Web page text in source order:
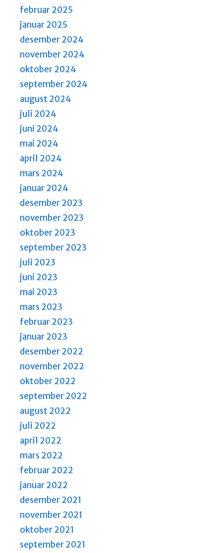
februar 2025
januar 2025
desember 2024
november 2024
oktober 2024
september 2024
august 2024
juli 2024
juni 2024
mai 2024
april 2024
mars 2024
januar 2024
desember 2023
november 2023
oktober 2023
september 2023
juli 2023
juni 2023
mai 2023
mars 2023
februar 2023
januar 2023
desember 2022
november 2022
oktober 2022
september 2022
august 2022
juli 2022
april 2022
mars 2022
februar 2022
januar 2022
desember 2021
november 2021
oktober 2021
september 2021